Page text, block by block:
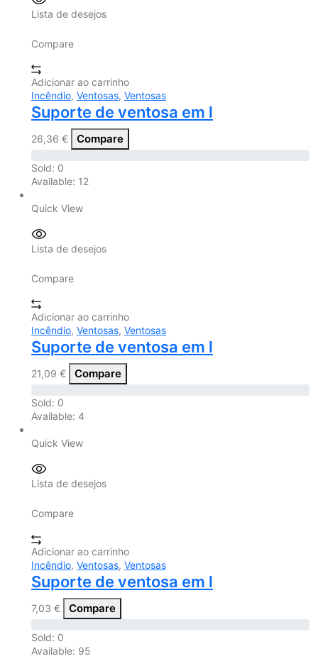
Lista de desejos
Compare
Adicionar ao carrinho
Incêndio, Ventosas, Ventosas
Suporte de ventosa em l
26,36 € Compare
Sold: 0
Available: 12
Quick View
Lista de desejos
Compare
Adicionar ao carrinho
Incêndio, Ventosas, Ventosas
Suporte de ventosa em l
21,09 € Compare
Sold: 0
Available: 4
Quick View
Lista de desejos
Compare
Adicionar ao carrinho
Incêndio, Ventosas, Ventosas
Suporte de ventosa em l
7,03 € Compare
Sold: 0
Available: 95